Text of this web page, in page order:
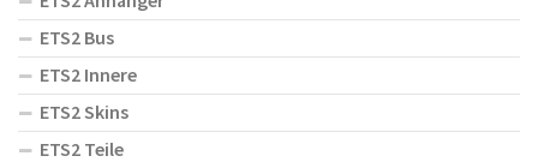
ETS2 Bus
ETS2 Innere
ETS2 Skins
ETS2 Teile